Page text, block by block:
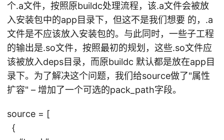
个.a文件，按照原buildc处理流程，该.a文件会被放
入安装包中的app目录下，但这不是我们想要 的，.a
文件是不应该放入安装包的。与此同时，一些子工程
的输出是.so文件，按照最初的规划，这些.so文件应
该被放入deps目录，而原buildc 默认都是放在app目
录下。为了解决这个问题，我们给source做了"属性
扩容" – 增加了一个可选的pack_path字段。
source = [
{